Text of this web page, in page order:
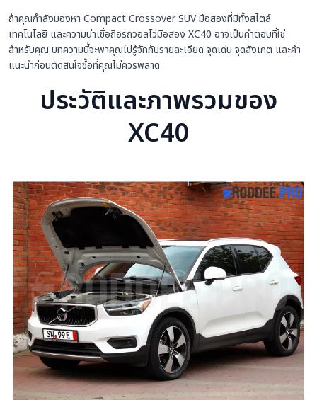
ถ้าคุณกำลังมองหา Compact Crossover SUV มือสองที่มีทั้งสไตล์
เทคโนโลยี และความน่าเชื่อถือรถวอลโว่มือสอง XC40 อาจเป็นคำตอบที่ใช่
สำหรับคุณ บทความนี้จะพาคุณไปรู้จักกับรายละเอียด จุดเด่น จุดสังเกต และคำ
แนะนำก่อนตัดสินใจซื้อที่คุณไม่ควรพลาด
ประวัติและภาพรวมของ
XC40